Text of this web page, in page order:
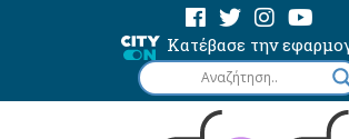
Κατέβασε την